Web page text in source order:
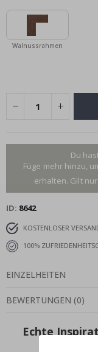
Walnussrahmen
Du
Füge mehr hinzu,
erhalten. Gilt
ID 8642
KOSTENLOSER
100%
EINZELHEITEN
BEWERTUNGEN (0)
Echte